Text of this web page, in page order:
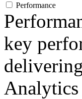
Performance
key
Analytics